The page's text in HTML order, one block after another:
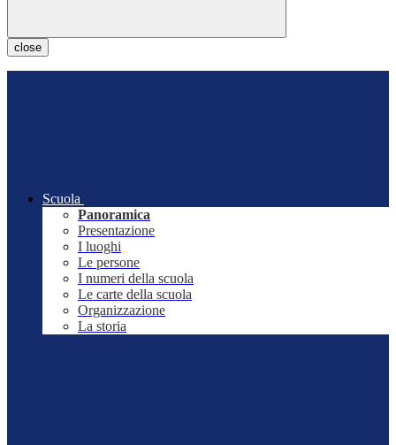
close
Scuola
Panoramica
Presentazione
I luoghi
Le persone
I numeri della scuola
Le carte della scuola
Organizzazione
La storia